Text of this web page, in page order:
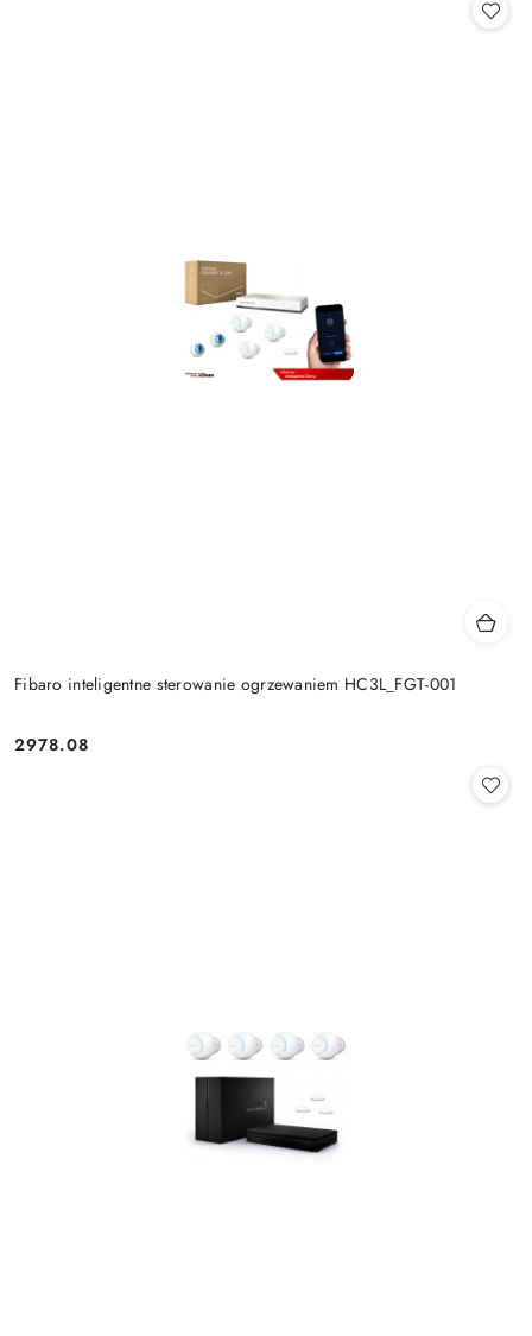
Fibaro inteligentne sterowanie ogrzewaniem HC3L_FGT-001
Cena:
2978.08